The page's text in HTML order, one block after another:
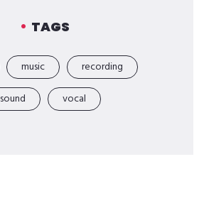
TAGS
music
recording
sound
vocal